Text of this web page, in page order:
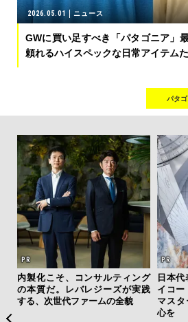
2026.05.01 ニュース
GWに買い足すべき「パタゴニア」
頼れるハイスペックな日常アイテム
パタ
内製化こそ、コンサルティング
の本質だ。レバレジーズが実践
する、次世代ファームの全貌
日本
イコー
マス
心を